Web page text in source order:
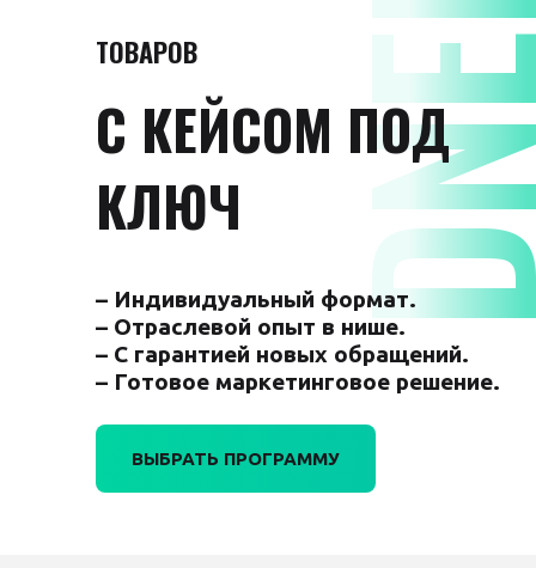
ТОВАРОВ
С КЕЙСОМ ПОД
КЛЮЧ
– Индивидуальный формат.
– Отраслевой опыт в нише.
– С гарантией новых обращений.
– Готовое маркетинговое решение.
ВЫБРАТЬ ПРОГРАММУ